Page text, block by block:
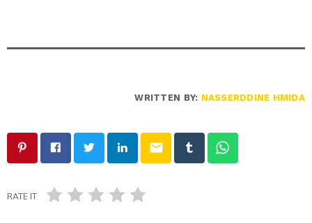
WRITTEN BY: NASSERDDINE HMIDA
email
RATE IT